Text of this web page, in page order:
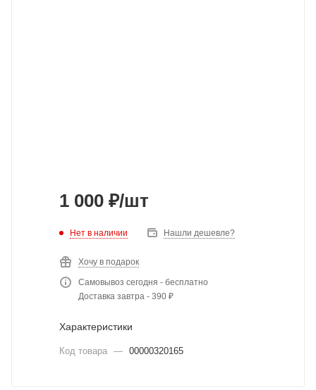
1 000 ₽/шт
Нет в наличии Нашли дешевле?
Хочу в подарок
Самовывоз сегодня - бесплатно
Доставка завтра - 390 ₽
Характеристики
Код товара — 00000320165